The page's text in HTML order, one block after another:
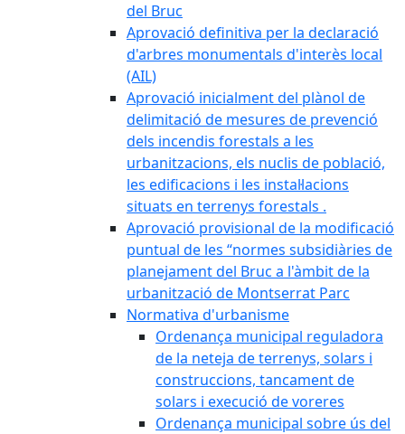
del Bruc
Aprovació definitiva per la declaració
d'arbres monumentals d'interès local
(AIL)
Aprovació inicialment del plànol de
delimitació de mesures de prevenció
dels incendis forestals a les
urbanitzacions, els nuclis de població,
les edificacions i les instal·lacions
situats en terrenys forestals .
Aprovació provisional de la modificació
puntual de les “normes subsidiàries de
planejament del Bruc a l'àmbit de la
urbanització de Montserrat Parc
Normativa d'urbanisme
Ordenança municipal reguladora
de la neteja de terrenys, solars i
construccions, tancament de
solars i execució de voreres
Ordenança municipal sobre ús del